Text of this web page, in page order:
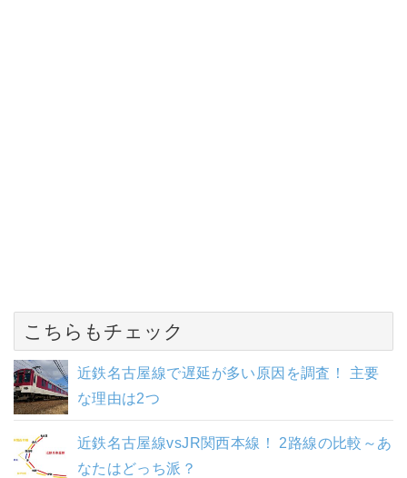
こちらもチェック
近鉄名古屋線で遅延が多い原因を調査！ 主要
な理由は2つ
近鉄名古屋線vsJR関西本線！ 2路線の比較～あ
なたはどっち派？